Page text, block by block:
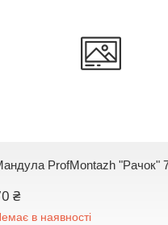
ProfMontazh "Рачок"
₴
в наявності